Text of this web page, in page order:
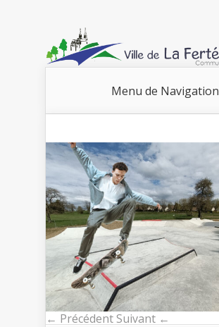
Menu de Navigation
← Précédent Suivant ←